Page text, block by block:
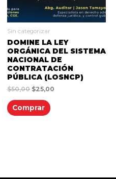
Sin categorizar
DOMINE LA LEY
ORGÁNICA DEL SISTEMA
NACIONAL DE
CONTRATACIÓN
PÚBLICA (LOSNCP)
$50,00 $25,00
Comprar